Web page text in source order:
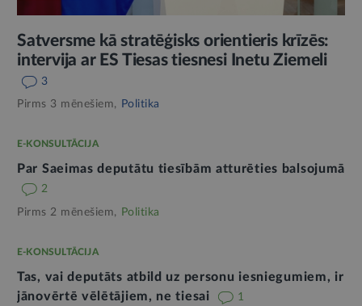
Satversme kā stratēģisks orientieris krīzēs:
intervija ar ES Tiesas tiesnesi Inetu Ziemeli
3
Pirms 3 mēnešiem, Politika
E-KONSULTĀCIJA
Par Saeimas deputātu tiesībām atturēties balsojumā
2
Pirms 2 mēnešiem, Politika
E-KONSULTĀCIJA
Tas, vai deputāts atbild uz personu iesniegumiem, ir
jānovērtē vēlētājiem, ne tiesai
1